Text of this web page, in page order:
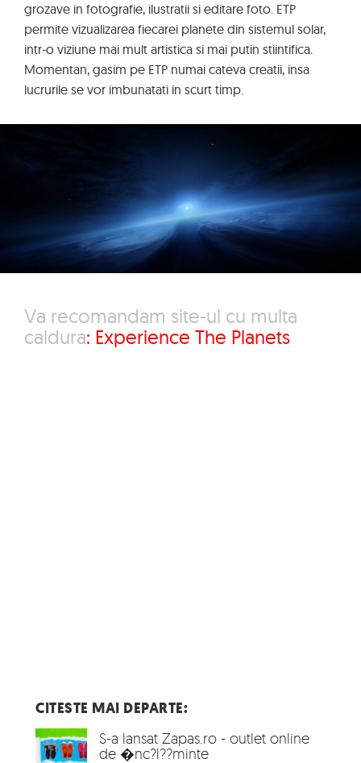
grozave in fotografie, ilustratii si editare foto. ETP
permite vizualizarea fiecarei planete din sistemul solar,
intr-o viziune mai mult artistica si mai putin stiintifica.
Momentan, gasim pe ETP numai cateva creatii, insa
lucrurile se vor imbunatati in scurt timp.
Va recomandam site-ul cu multa
caldura: Experience The Planets
CITESTE MAI DEPARTE:
S-a lansat Zapas.ro - outlet online
de �nc?l??minte